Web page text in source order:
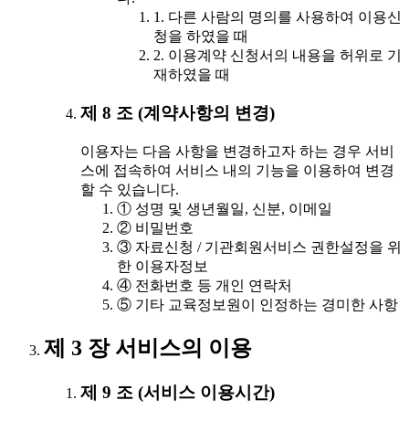
1. 다른 사람의 명의를 사용하여 이용신
청을 하였을 때
2. 이용계약 신청서의 내용을 허위로 기
재하였을 때
제 8 조 (계약사항의 변경)
이용자는 다음 사항을 변경하고자 하는 경우 서비
스에 접속하여 서비스 내의 기능을 이용하여 변경
할 수 있습니다.
① 성명 및 생년월일, 신분, 이메일
② 비밀번호
③ 자료신청 / 기관회원서비스 권한설정을 위
한 이용자정보
④ 전화번호 등 개인 연락처
⑤ 기타 교육정보원이 인정하는 경미한 사항
제 3 장 서비스의 이용
제 9 조 (서비스 이용시간)